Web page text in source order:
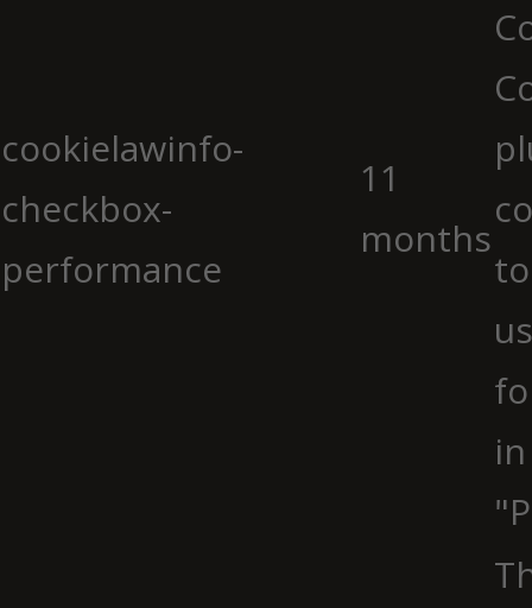
cookielawinfo-
checkbox-
performance
11
months